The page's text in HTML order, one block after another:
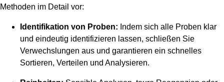
Methoden im Detail vor:
Identifikation von Proben: Indem sich alle Proben klar
und eindeutig identifizieren lassen, schließen Sie
Verwechslungen aus und garantieren ein schnelles
Sortieren, Verteilen und Analysieren.